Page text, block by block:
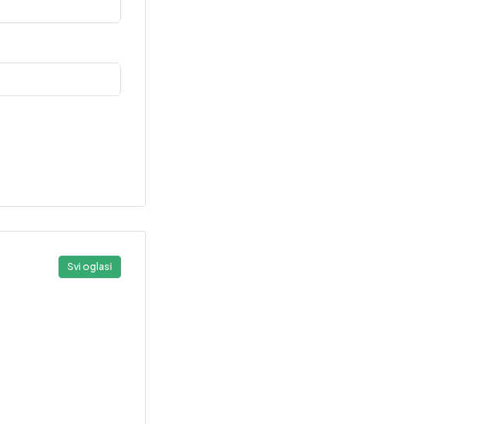
Svi oglasi